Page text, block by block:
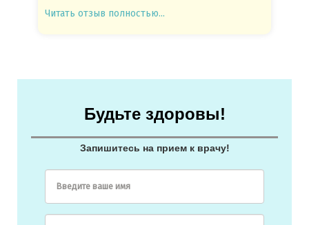
Читать отзыв полностью...
Будьте здоровы!
Запишитесь на прием к врачу!
Введите ваше имя